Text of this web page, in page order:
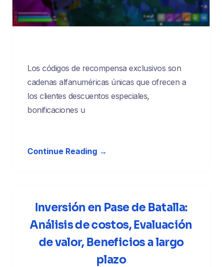
Los códigos de recompensa exclusivos son
cadenas alfanuméricas únicas que ofrecen a
los clientes descuentos especiales,
bonificaciones u
Continue Reading →
Inversión en Pase de Batalla:
Análisis de costos, Evaluación
de valor, Beneficios a largo
plazo